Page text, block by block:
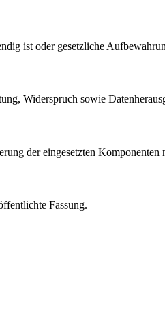
ist oder gesetzliche
Widerspruch sowie
der eingesetzten Komponenten
Fassung.